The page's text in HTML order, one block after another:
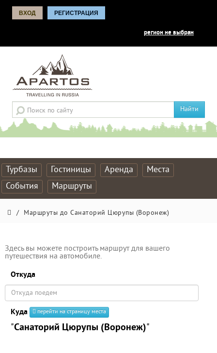
ВХОД РЕГИСТРАЦИЯ
регион не выбран
Найти
Турбазы Гостиницы Аренда
Места
События
Маршруты
/ Маршруты до Санаторий Цюрупы (Воронеж)
Здесь вы можете построить маршрут для вашего
путешествия на автомобиле.
Откуда
Куда перейти на страницу места
"Санаторий Цюрупы (Воронеж)"